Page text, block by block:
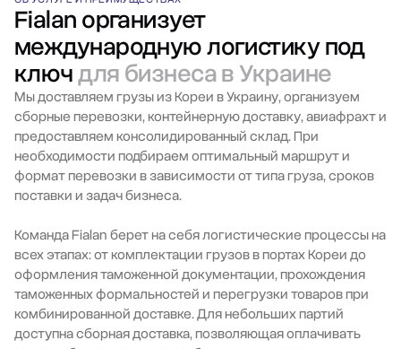
Fialan организует
международную логистику под
ключдля бизнеса в Украине
Мы доставляем грузы из Кореи в Украину, организуем
сборные перевозки, контейнерную доставку, авиафрахт и
предоставляем консолидированный склад. При
необходимости подбираем оптимальный маршрут и
формат перевозки в зависимости от типа груза, сроков
поставки и задач бизнеса.
Команда Fialan берет на себя логистические процессы на
всех этапах: от комплектации грузов в портах Кореи до
оформления таможенной документации, прохождения
таможенных формальностей и перегрузки товаров при
комбинированной доставке. Для небольших партий
доступна сборная доставка, позволяющая оплачивать